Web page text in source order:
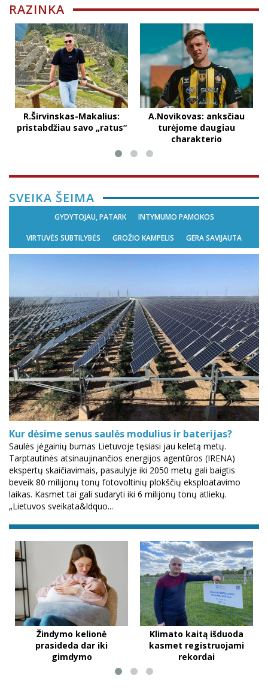
RAZINKA
R.Širvinskas-Makalius:
pristabdžiau savo „ratus“
A.Novikovas: anksčiau
turėjome daugiau
charakterio
SVEIKA ŠEIMA
GYDYTOJAU, PATARK INTYMUMO PAMOKOS
VIRTUVĖS SUBTILYBĖS GROŽIO KAMPELIS GERA SAVIJAUTA
Kur dėsime senus saulės modulius ir baterijas?
Saulės jėgainių bumas Lietuvoje tęsiasi jau keletą metų.
Tarptautinės atsinaujinančios energijos agentūros (IRENA)
ekspertų skaičiavimais, pasaulyje iki 2050 metų gali baigtis
beveik 80 milijonų tonų fotovoltinių plokščių eksploatavimo
laikas. Kasmet tai gali sudaryti iki 6 milijonų tonų atliekų.
„Lietuvos sveikata&ldquo...
Žindymo kelionė
prasideda dar iki
gimdymo
Klimato kaitą išduoda
kasmet registruojami
rekordai